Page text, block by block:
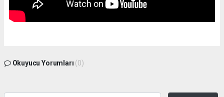
Okuyucu Yorumları (0)